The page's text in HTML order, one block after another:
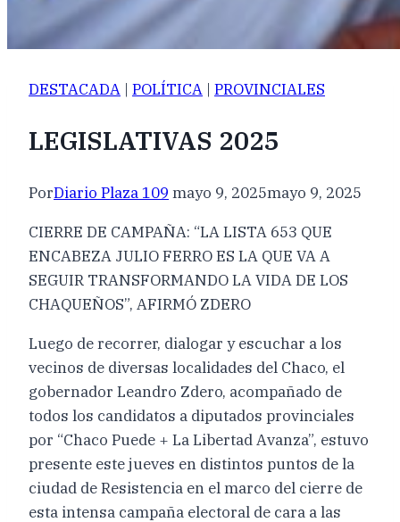
DESTACADA | POLÍTICA | PROVINCIALES
LEGISLATIVAS 2025
PorDiario Plaza 109 mayo 9, 2025mayo 9, 2025
CIERRE DE CAMPAÑA: “LA LISTA 653 QUE
ENCABEZA JULIO FERRO ES LA QUE VA A
SEGUIR TRANSFORMANDO LA VIDA DE LOS
CHAQUEÑOS”, AFIRMÓ ZDERO
Luego de recorrer, dialogar y escuchar a los
vecinos de diversas localidades del Chaco, el
gobernador Leandro Zdero, acompañado de
todos los candidatos a diputados provinciales
por “Chaco Puede + La Libertad Avanza”, estuvo
presente este jueves en distintos puntos de la
ciudad de Resistencia en el marco del cierre de
esta intensa campaña electoral de cara a las